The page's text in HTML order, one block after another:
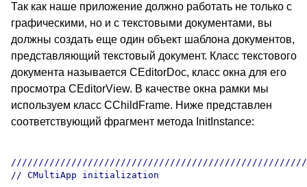
Так как наше приложение должно работать не только с
графическими, но и с текстовыми документами, вы
должны создать еще один объект шаблона документов,
представляющий текстовый документ. Класс текстового
документа называется CEditorDoc, класс окна для его
просмотра CEditorView. В качестве окна рамки мы
используем класс CChildFrame. Ниже представлен
соответствующий фрагмент метода InitInstance:
// CMultiApp initialization